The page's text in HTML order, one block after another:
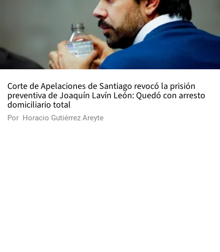
Corte de Apelaciones de Santiago revocó la prisión
preventiva de Joaquín Lavín León: Quedó con arresto
domiciliario total
Por Horacio Gutiérrez Areyte